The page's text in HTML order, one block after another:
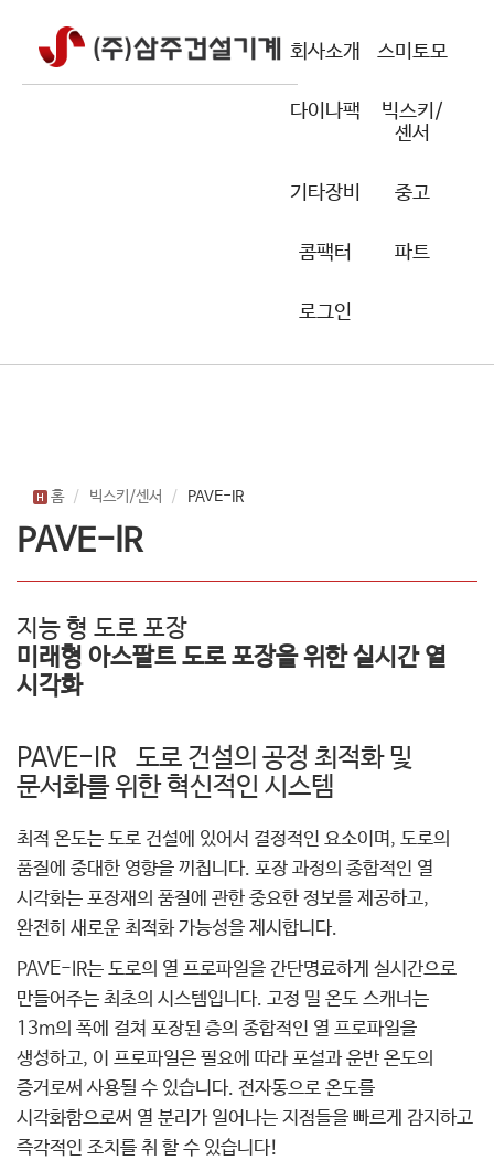
회사소개 스미토모
다이나팩
빅스키/
센서
기타장비 중고
콤팩터 파트
로그인
홈 빅스키/센서 PAVE-IR
PAVE-IR
지능 형 도로 포장
미래형 아스팔트 도로 포장을 위한 실시간 열
시각화
PAVE-IR 도로 건설의 공정 최적화 및
문서화를 위한 혁신적인 시스템
최적 온도는 도로 건설에 있어서 결정적인 요소이며, 도로의
품질에 중대한 영향을 끼칩니다. 포장 과정의 종합적인 열
시각화는 포장재의 품질에 관한 중요한 정보를 제공하고,
완전히 새로운 최적화 가능성을 제시합니다.
PAVE-IR는 도로의 열 프로파일을 간단명료하게 실시간으로
만들어주는 최초의 시스템입니다. 고정 밀 온도 스캐너는
13m의 폭에 걸쳐 포장된 층의 종합적인 열 프로파일을
생성하고, 이 프로파일은 필요에 따라 포설과 운반 온도의
증거로써 사용될 수 있습니다. 전자동으로 온도를
시각화함으로써 열 분리가 일어나는 지점들을 빠르게 감지하고
즉각적인 조치를 취 할 수 있습니다!